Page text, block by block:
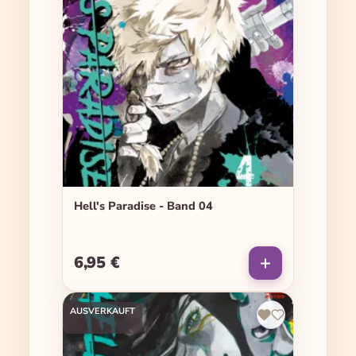
Hell's Paradise - Band 04
Regulärer Preis:
6,95 €
AUSVERKAUFT